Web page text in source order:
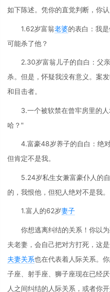
如下陈述。凭你的直觉判断，你
1.62岁富翁老婆的表白：我
可能杀了他？
2.30岁富翁儿子的自白：父
杀。但是，怀疑我没有意义。案
和目击者。
3.一个被软禁在曾牢房里的
哈？"
4.富豪48岁养子的自白：绝
但肯定不是我。
5.24岁私生女兼富豪仆人的
的，我恨他，但犯人绝对不是我。
1.富人的62岁妻子
你想逃离纠结的关系！你以
夫老妻，会自己把对方打死，这
夫妻关系也在代表着人际关系。
子座、射手座、狮子座现在已经
人之间纠结的人际关系，或者你